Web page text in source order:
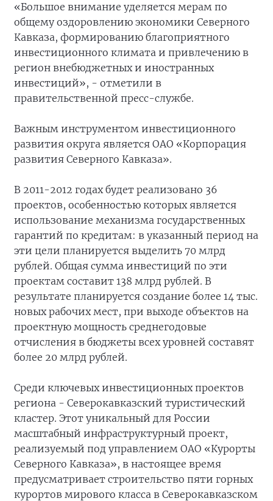
«Большое внимание уделяется мерам по
общему оздоровлению экономики Северного
Кавказа, формированию благоприятного
инвестиционного климата и привлечению в
регион внебюджетных и иностранных
инвестиций», - отметили в
правительственной пресс-службе.
Важным инструментом инвестиционного
развития округа является ОАО «Корпорация
развития Северного Кавказа».
В 2011-2012 годах будет реализовано 36
проектов, особенностью которых является
использование механизма государственных
гарантий по кредитам: в указанный период на
эти цели планируется выделить 70 млрд
рублей. Общая сумма инвестиций по эти
проектам составит 138 млрд рублей. В
результате планируется создание более 14 тыс.
новых рабочих мест, при выходе объектов на
проектную мощность среднегодовые
отчисления в бюджеты всех уровней составят
более 20 млрд рублей.
Среди ключевых инвестиционных проектов
региона - Северокавказский туристический
кластер. Этот уникальный для России
масштабный инфраструктурный проект,
реализуемый под управлением ОАО «Курорты
Северного Кавказа», в настоящее время
предусматривает строительство пяти горных
курортов мирового класса в Северокавказском